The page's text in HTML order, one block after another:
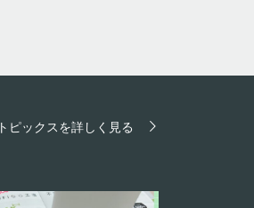
トピックスを詳しく見る